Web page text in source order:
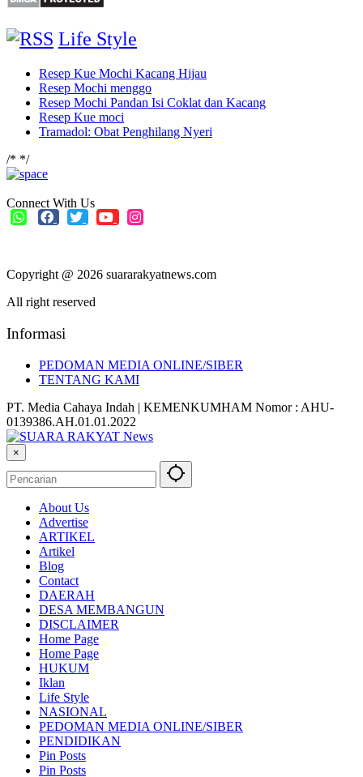
Life Style
Resep Kue Mochi Kacang Hijau
Resep Mochi menggo
Resep Mochi Pandan Isi Coklat dan Kacang
Resep Kue moci
Tramadol: Obat Penghilang Nyeri
/* */
Connect With Us
Copyright @ 2026 suararakyatnews.com
All right reserved
Informasi
PEDOMAN MEDIA ONLINE/SIBER
TENTANG KAMI
PT. Media Cahaya Indah | KEMENKUMHAM Nomor : AHU-
0139386.AH.01.01.2022
×
About Us
Advertise
ARTIKEL
Artikel
Blog
Contact
DAERAH
DESA MEMBANGUN
DISCLAIMER
Home Page
Home Page
HUKUM
Iklan
Life Style
NASIONAL
PEDOMAN MEDIA ONLINE/SIBER
PENDIDIKAN
Pin Posts
Pin Posts